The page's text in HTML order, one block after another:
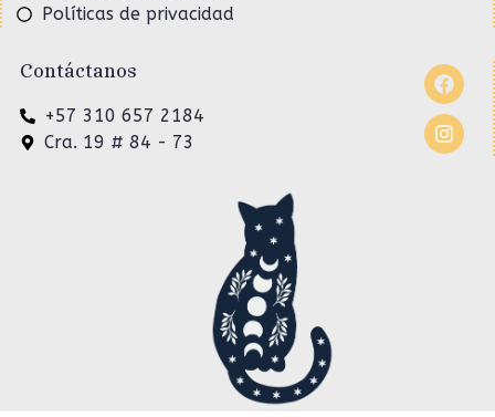
Políticas de privacidad
Contáctanos
+57 310 657 2184
Cra. 19 # 84 - 73